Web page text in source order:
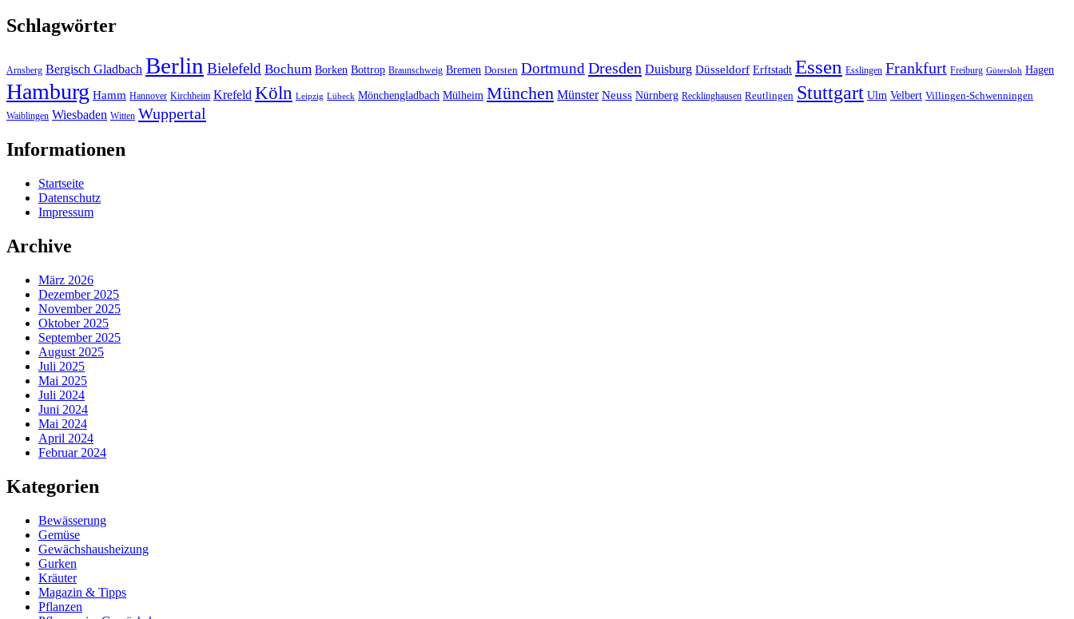
Schlagwörter
Arnsberg Bergisch Gladbach Berlin Bielefeld Bochum Borken Bottrop Braunschweig Bremen Dorsten DortmundDresden Duisburg Düsseldorf Erftstadt Essen Esslingen Frankfurt Freiburg Gütersloh Hagen
Hamburg Hamm Hannover Kirchheim Krefeld Köln Leipzig Lübeck Mönchengladbach Mülheim München Münster Neuss Nürnberg Recklinghausen Reutlingen Stuttgart Ulm Velbert Villingen-Schwenningen
Waiblingen Wiesbaden Witten Wuppertal
Informationen
Startseite
Datenschutz
Impressum
Archive
März 2026
Dezember 2025
November 2025
Oktober 2025
September 2025
August 2025
Juli 2025
Mai 2025
Juli 2024
Juni 2024
Mai 2024
April 2024
Februar 2024
Kategorien
Bewässerung
Gemüse
Gewächshausheizung
Gurken
Kräuter
Magazin & Tipps
Pflanzen